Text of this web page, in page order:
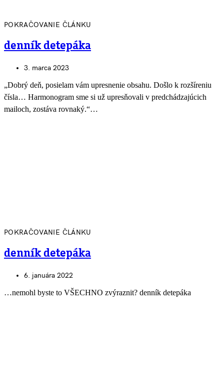
POKRAČOVANIE ČLÁNKU
denník detepáka
3. marca 2023
„Dobrý deň, posielam vám upresnenie obsahu. Došlo k rozšíreniu
čísla… Harmonogram sme si už upresňovali v predchádzajúcich
mailoch, zostáva rovnaký.“…
POKRAČOVANIE ČLÁNKU
denník detepáka
6. januára 2022
…nemohl byste to VŠECHNO zvýraznit? denník detepáka